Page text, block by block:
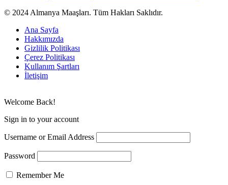
© 2024 Almanya Maaşları. Tüm Hakları Saklıdır.
Ana Sayfa
Hakkımızda
Gizlilik Politikası
Çerez Politikası
Kullanım Şartları
İletişim
Welcome Back!
Sign in to your account
Username or Email Address
Password
Remember Me